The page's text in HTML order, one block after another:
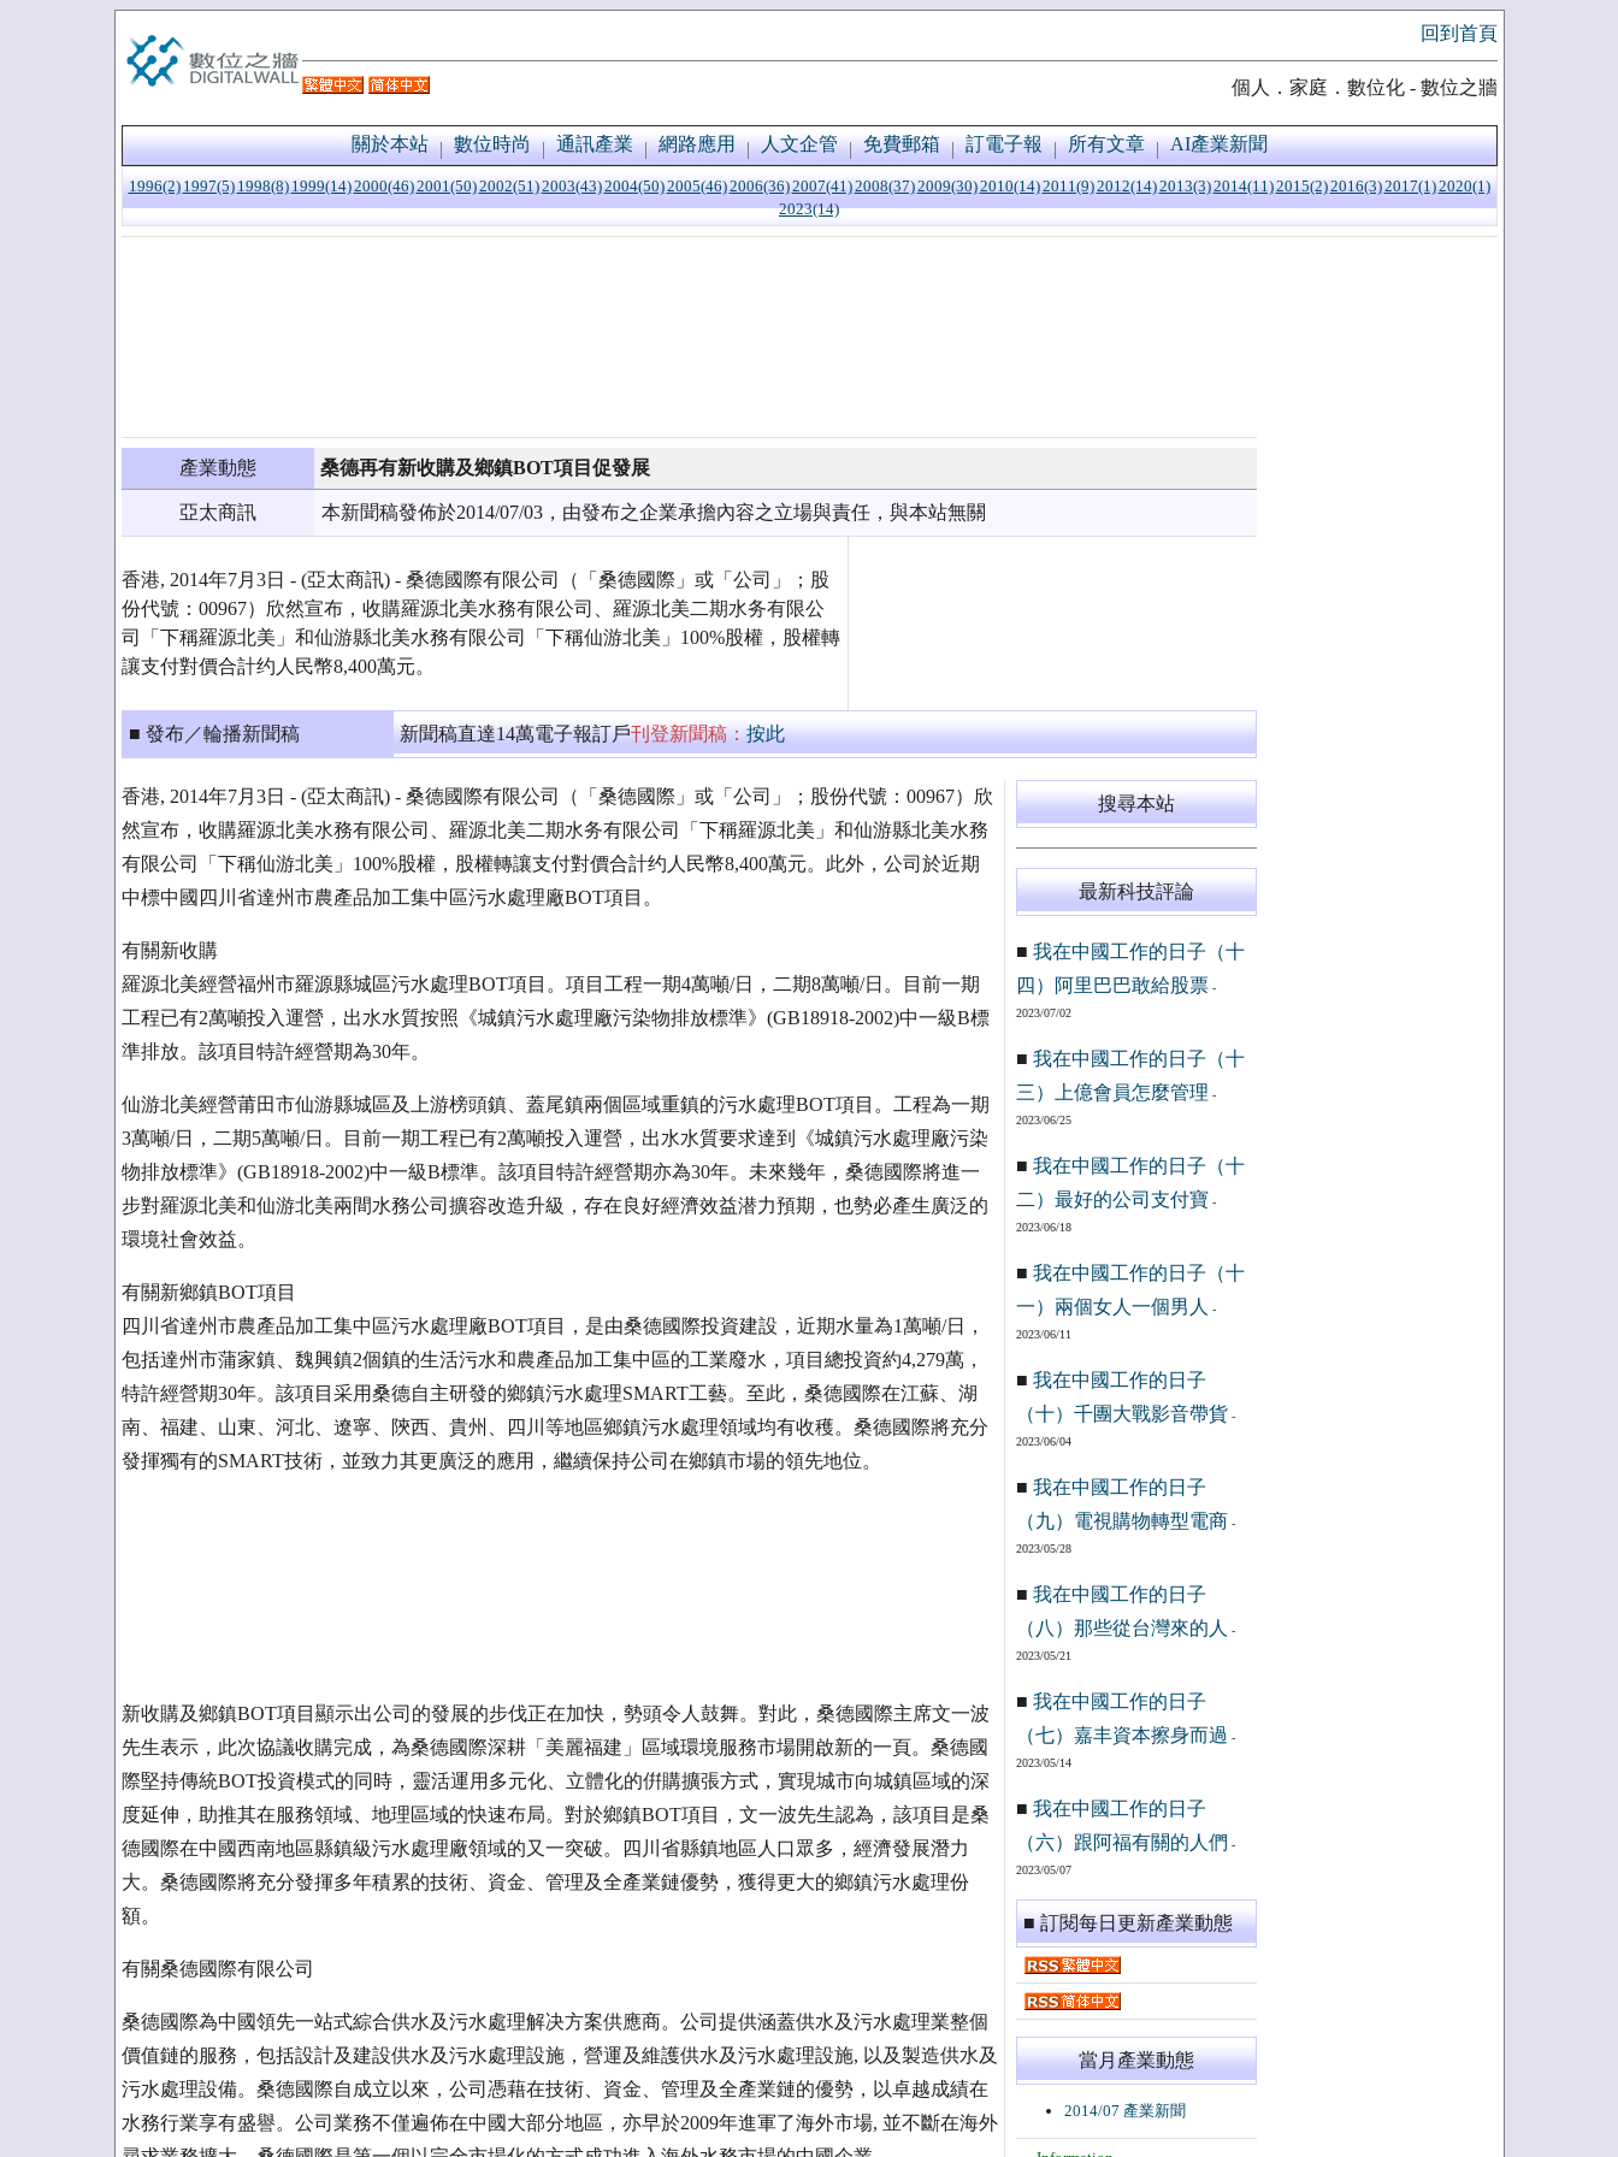
回到首頁
個人．家庭．數位化 - 數位之牆
關於本站 數位時尚 通訊產業 網路應用 人文企管 免費郵箱 訂電子報 所有文章 AI產業新聞
1996(2) 1997(5) 1998(8) 1999(14)2000(46)2001(50)2002(51)2003(43)2004(50)2005(46)2006(36)2007(41)2008(37)2009(30)2010(14)2011(9)2012(14)2013(3)2014(11)2015(2)2016(3)2017(1)2020(1)
2023(14)
產業動態 桑德再有新收購及鄉鎮BOT項目促發展
亞太商訊 本新聞稿發佈於2014/07/03，由發布之企業承擔內容之立場與責任，與本站無關
香港, 2014年7月3日 - (亞太商訊) - 桑德國際有限公司（「桑德國際」或「公司」；股
份代號：00967）欣然宣布，收購羅源北美水務有限公司、羅源北美二期水务有限公
司「下稱羅源北美」和仙游縣北美水務有限公司「下稱仙游北美」100%股權，股權轉
讓支付對價合計约人民幣8,400萬元。
■ 發布／輪播新聞稿 新聞稿直達14萬電子報訂戶刊登新聞稿：按此
香港, 2014年7月3日 - (亞太商訊) - 桑德國際有限公司（「桑德國際」或「公司」；股份代號：00967）欣
然宣布，收購羅源北美水務有限公司、羅源北美二期水务有限公司「下稱羅源北美」和仙游縣北美水務
有限公司「下稱仙游北美」100%股權，股權轉讓支付對價合計约人民幣8,400萬元。此外，公司於近期
中標中國四川省達州市農產品加工集中區污水處理廠BOT項目。
有關新收購
羅源北美經營福州市羅源縣城區污水處理BOT項目。項目工程一期4萬噸/日，二期8萬噸/日。目前一期
工程已有2萬噸投入運營，出水水質按照《城鎮污水處理廠污染物排放標準》(GB18918-2002)中一級B標
準排放。該項目特許經營期為30年。
仙游北美經營莆田市仙游縣城區及上游榜頭鎮、蓋尾鎮兩個區域重鎮的污水處理BOT項目。工程為一期
3萬噸/日，二期5萬噸/日。目前一期工程已有2萬噸投入運營，出水水質要求達到《城鎮污水處理廠污染
物排放標準》(GB18918-2002)中一級B標準。該項目特許經營期亦為30年。未來幾年，桑德國際將進一
步對羅源北美和仙游北美兩間水務公司擴容改造升級，存在良好經濟效益潜力預期，也勢必產生廣泛的
環境社會效益。
有關新鄉鎮BOT項目
四川省達州市農產品加工集中區污水處理廠BOT項目，是由桑德國際投資建設，近期水量為1萬噸/日，
包括達州市蒲家鎮、魏興鎮2個鎮的生活污水和農產品加工集中區的工業廢水，項目總投資約4,279萬，
特許經營期30年。該項目采用桑德自主研發的鄉鎮污水處理SMART工藝。至此，桑德國際在江蘇、湖
南、福建、山東、河北、遼寧、陝西、貴州、四川等地區鄉鎮污水處理領域均有收穫。桑德國際將充分
發揮獨有的SMART技術，並致力其更廣泛的應用，繼續保持公司在鄉鎮市場的領先地位。
新收購及鄉鎮BOT項目顯示出公司的發展的步伐正在加快，勢頭令人鼓舞。對此，桑德國際主席文一波
先生表示，此次協議收購完成，為桑德國際深耕「美麗福建」區域環境服務市場開啟新的一頁。桑德國
際堅持傳統BOT投資模式的同時，靈活運用多元化、立體化的倂購擴張方式，實現城市向城鎮區域的深
度延伸，助推其在服務領域、地理區域的快速布局。對於鄉鎮BOT項目，文一波先生認為，該項目是桑
德國際在中國西南地區縣鎮級污水處理廠領域的又一突破。四川省縣鎮地區人口眾多，經濟發展潛力
大。桑德國際將充分發揮多年積累的技術、資金、管理及全產業鏈優勢，獲得更大的鄉鎮污水處理份
額。
有關桑德國際有限公司
桑德國際為中國領先一站式綜合供水及污水處理解决方案供應商。公司提供涵蓋供水及污水處理業整個
價值鏈的服務，包括設計及建設供水及污水處理設施，營運及維護供水及污水處理設施, 以及製造供水及
污水處理設備。桑德國際自成立以來，公司憑藉在技術、資金、管理及全產業鏈的優勢，以卓越成績在
水務行業享有盛譽。公司業務不僅遍佈在中國大部分地區，亦早於2009年進軍了海外市場, 並不斷在海外
搜尋本站
最新科技評論
■ 我在中國工作的日子（十
四）阿里巴巴敢給股票-
2023/07/02
■ 我在中國工作的日子（十
三）上億會員怎麼管理 -
2023/06/25
■ 我在中國工作的日子（十
二）最好的公司支付寶 -
2023/06/18
■ 我在中國工作的日子（十
一）兩個女人一個男人
-
2023/06/11
■ 我在中國工作的日子
（十）千團大戰影音帶貨 -
2023/06/04
■ 我在中國工作的日子
（九）電視購物轉型電商 -
2023/05/28
■ 我在中國工作的日子
（八）那些從台灣來的人
-
2023/05/21
■ 我在中國工作的日子
（七）嘉丰資本擦身而過 -
2023/05/14
■ 我在中國工作的日子
（六）跟阿福有關的人們 -
2023/05/07
■ 訂閱每日更新產業動態
當月產業動態
2014/07 產業新聞